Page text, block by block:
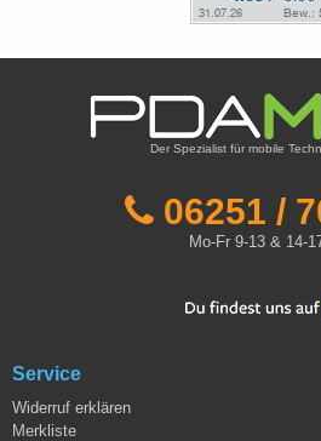
Der Spezialist für mobile
06251 /
Mo-Fr 9-13 & 14-
Service
Widerruf erklären
Merkliste